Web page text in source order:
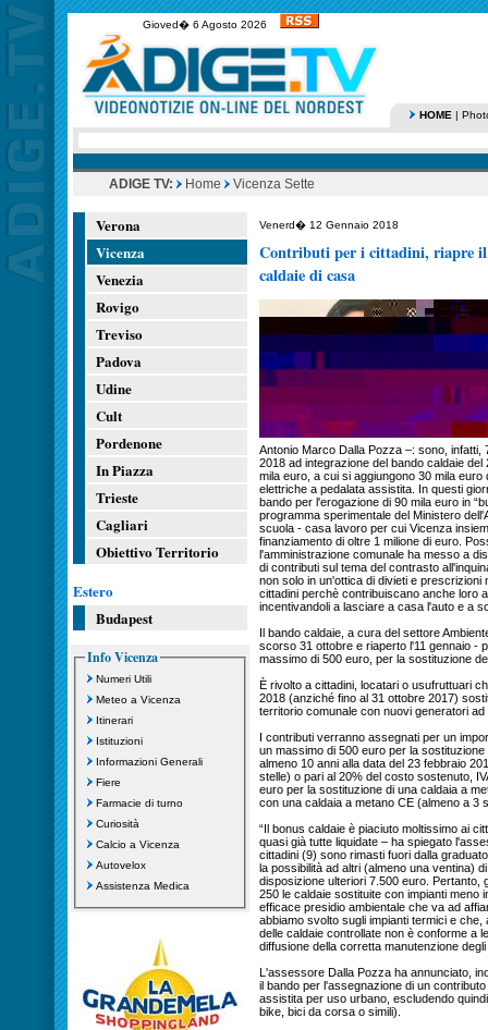
Gioved� 6 Agosto 2026
HOME |
ADIGE TV: Home Vicenza Sette
Verona
Vicenza
Venezia
Rovigo
Treviso
Padova
Udine
Cult
Pordenone
In Piazza
Trieste
Cagliari
Obiettivo Territorio
Estero
Budapest
Info Vicenza
Numeri Utili
Meteo a Vicenza
Itinerari
Istituzioni
Informazioni Generali
Fiere
Farmacie di turno
Curiosità
Calcio a Vicenza
Autovelox
Assistenza Medica
Venerd� 12 Gennaio 2018
Contributi per i cittadini, riapre il
caldaie di casa
Antonio Marco Dalla Pozza –: sono, infatti,
2018 ad integrazione del bando caldaie
mila euro, a cui si aggiungono 30 mila
elettriche a pedalata assistita. In questi
bando per l'erogazione di 90 mila euro in
programma sperimentale del Ministero
scuola - casa lavoro per cui Vicenza
finanziamento di oltre 1 milione di euro.
l'amministrazione comunale ha messo a
di contributi sul tema del contrasto
non solo in un'ottica di divieti e
cittadini perchè contribuiscano anche loro
incentivandoli a lasciare a casa l'auto e a
Il bando caldaie, a cura del settore
scorso 31 ottobre e riaperto l'11 gennaio -
massimo di 500 euro, per la sostituzione
È rivolto a cittadini, locatari o usufruttuari
2018 (anziché fino al 31 ottobre 2017)
territorio comunale con nuovi generatori
I contributi verranno assegnati per un
un massimo di 500 euro per la
almeno 10 anni alla data del 23 febbraio
stelle) o pari al 20% del costo sostenuto,
euro per la sostituzione di una caldaia a
con una caldaia a metano CE (almeno a 3
“Il bonus caldaie è piaciuto moltissimo ai
quasi già tutte liquidate – ha spiegato
cittadini (9) sono rimasti fuori dalla
la possibilità ad altri (almeno una ventina)
disposizione ulteriori 7.500 euro. Pertanto,
250 le caldaie sostituite con impianti meno
efficace presidio ambientale che va ad
abbiamo svolto sugli impianti termici e
delle caldaie controllate non è conforme a
diffusione della corretta manutenzione degli
L'assessore Dalla Pozza ha annunciato,
il bando per l'assegnazione di un
assistita per uso urbano, escludendo
bike, bici da corsa o simili).